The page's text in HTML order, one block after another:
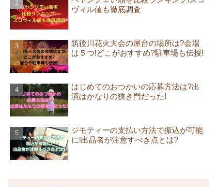
ヴィル値も徹底調査
筑後川花火大会の屋台の場所は?会場
は５つ!どこがおすすめ?駐車場も伝授!
はじめてのおつかいの応募方法は?出
演はかなりの狭き門だった!
ジモティーの支払い方法で振込が可能
に!出品者が注意すべき点とは?